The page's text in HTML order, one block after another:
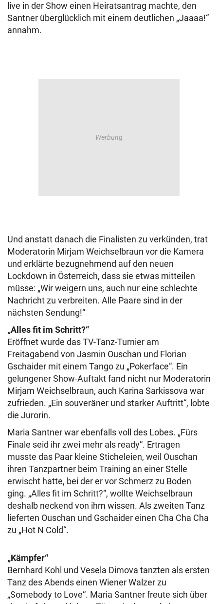
live in der Show einen Heiratsantrag machte, den
Santner überglücklich mit einem deutlichen „Jaaaa!“
annahm.
Und anstatt danach die Finalisten zu verkünden, trat
Moderatorin Mirjam Weichselbraun vor die Kamera
und erklärte bezugnehmend auf den neuen
Lockdown in Österreich, dass sie etwas mitteilen
müsse: „Wir weigern uns, auch nur eine schlechte
Nachricht zu verbreiten. Alle Paare sind in der
nächsten Sendung!“
„Alles fit im Schritt?“
Eröffnet wurde das TV-Tanz-Turnier am
Freitagabend von Jasmin Ouschan und Florian
Gschaider mit einem Tango zu „Pokerface“. Ein
gelungener Show-Auftakt fand nicht nur Moderatorin
Mirjam Weichselbraun, auch Karina Sarkissova war
zufrieden. „Ein souveräner und starker Auftritt“, lobte
die Jurorin.
Maria Santner war ebenfalls voll des Lobes. „Fürs
Finale seid ihr zwei mehr als ready“. Ertragen
musste das Paar kleine Sticheleien, weil Ouschan
ihren Tanzpartner beim Training an einer Stelle
erwischt hatte, bei der er vor Schmerz zu Boden
ging. „Alles fit im Schritt?“, wollte Weichselbraun
deshalb neckend von ihm wissen. Als zweiten Tanz
lieferten Ouschan und Gschaider einen Cha Cha Cha
zu „Hot N Cold“.
„Kämpfer“
Bernhard Kohl und Vesela Dimova tanzten als ersten
Tanz des Abends einen Wiener Walzer zu
„Somebody to Love“. Maria Santner freute sich über